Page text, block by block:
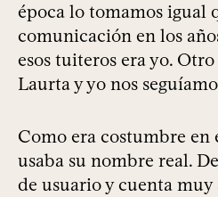
época lo tomamos igual
comunicación en los
esos tuiteros era yo.
Laurta y yo nos
Como era costumbre en
usaba su nombre real.
de usuario y cuenta